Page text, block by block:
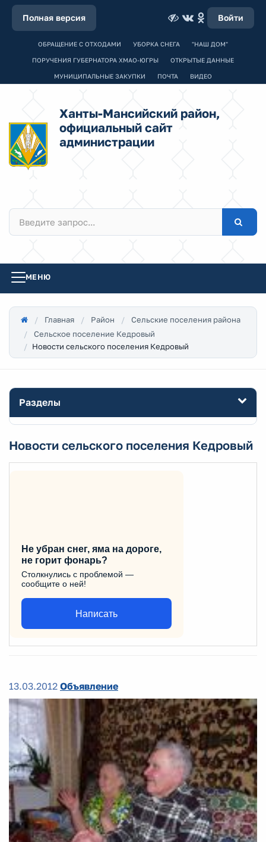
Полная версия Войти
ОБРАЩЕНИЕ С ОТХОДАМИ УБОРКА СНЕГА "НАШ ДОМ"
ПОРУЧЕНИЯ ГУБЕРНАТОРА ХМАО-ЮГРЫ ОТКРЫТЫЕ ДАННЫЕ
МУНИЦИПАЛЬНЫЕ ЗАКУПКИ ПОЧТА ВИДЕО
Ханты-Мансийский район,
официальный сайт
администрации
МЕНЮ
Главная Район
Сельские поселения района
Сельское поселение Кедровый
Новости сельского поселения Кедровый
Разделы
Новости сельского поселения Кедровый
Не убран снег, яма на дороге,
не горит фонарь?
Столкнулись с проблемой —
сообщите о ней!
Написать
13.03.2012 Объявление